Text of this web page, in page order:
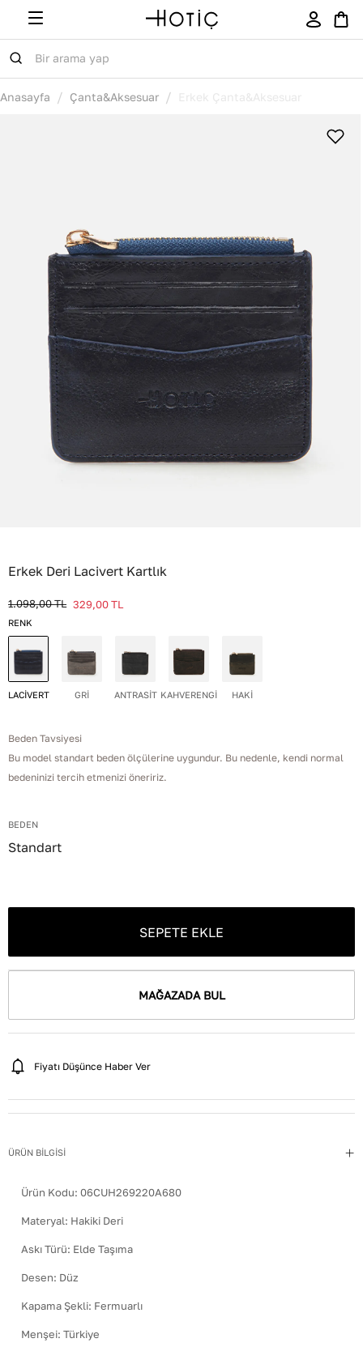
Anasayfa / Çanta&Aksesuar / Erkek Çanta&Aksesuar
Erkek Deri Lacivert Kartlık
1.098,00TL 329,00TL
RENK
LACİVERT GRİ ANTRASİT KAHVERENGİ HAKİ
Beden Tavsiyesi
Bu model standart beden ölçülerine uygundur. Bu nedenle, kendi normal
bedeninizi tercih etmenizi öneririz.
BEDEN
Standart
SEPETE EKLE
MAĞAZADA BUL
Fiyatı Düşünce Haber Ver
ÜRÜN BİLGİSİ
Ürün Kodu: 06CUH269220A680
Materyal: Hakiki Deri
Askı Türü: Elde Taşıma
Desen: Düz
Kapama Şekli: Fermuarlı
Menşei: Türkiye